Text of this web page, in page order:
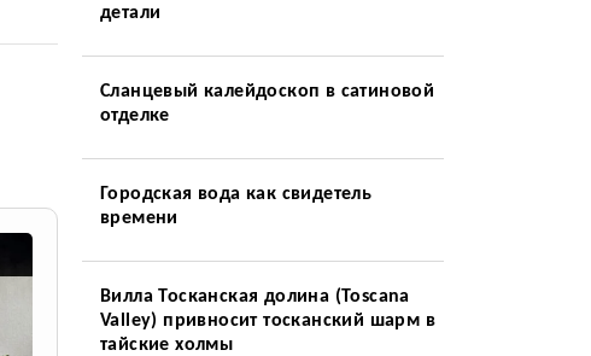
детали
Сланцевый калейдоскоп в сатиновой
отделке
Городская вода как свидетель
времени
Вилла Тосканская долина (Toscana
Valley) привносит тосканский шарм в
тайские холмы